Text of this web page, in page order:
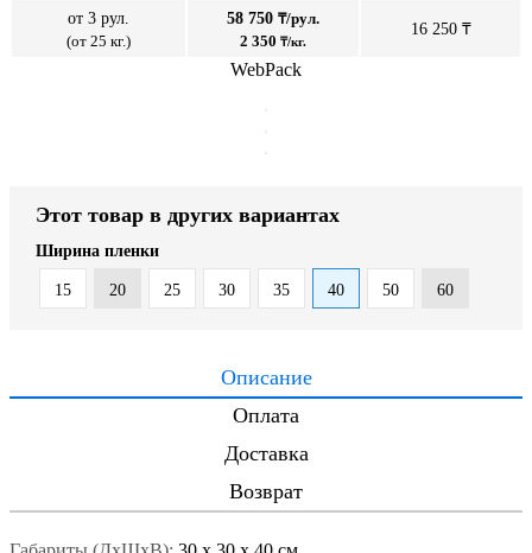
от 3 рул.
(от 25 кг.)
58 750 ₸/рул.
2 350 ₸/кг.
16 250 ₸
WebPack
Этот товар в других вариантах
Ширина пленки
15 20 25 30 35 40 50 60
Описание
Оплата
Доставка
Возврат